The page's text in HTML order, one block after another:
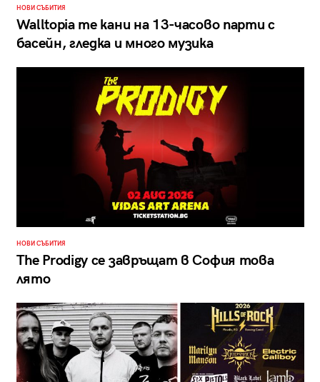
НОВИ СЪБИТИЯ
Walltopia те кани на 13-часово парти с
басейн, гледка и много музика
НОВИ СЪБИТИЯ
The Prodigy се завръщат в София това
лято